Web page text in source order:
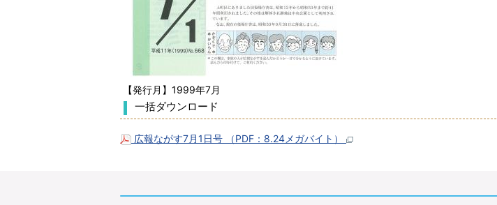
【発行月】1999年7月
一括ダウンロード
広報ながす7月1日号 （PDF：8.24メガバイト）